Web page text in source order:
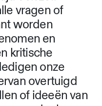
zoals het
is
essentieel.
werk en onze
mogelijk te
blijven staan
vanuit